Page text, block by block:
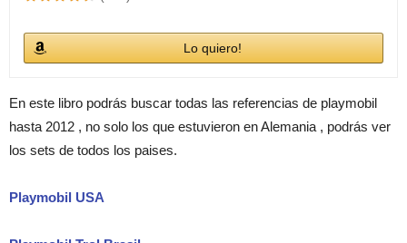
Lo quiero!
En este libro podrás buscar todas las referencias de playmobil
hasta 2012 , no solo los que estuvieron en Alemania , podrás ver
los sets de todos los paises.
Playmobil USA